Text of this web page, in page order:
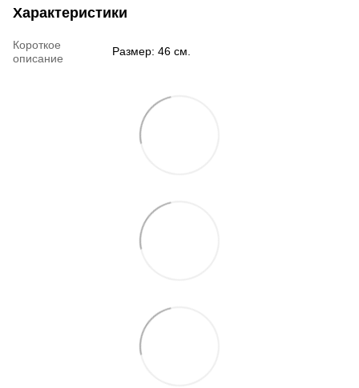
Характеристики
Короткое
описание
Размер: 46 см.